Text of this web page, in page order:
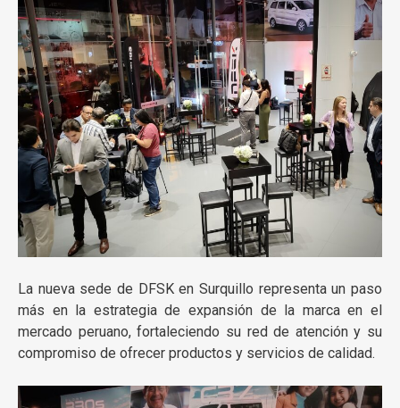
La nueva sede de DFSK en Surquillo representa un paso
más en la estrategia de expansión de la marca en el
mercado peruano, fortaleciendo su red de atención y su
compromiso de ofrecer productos y servicios de calidad.